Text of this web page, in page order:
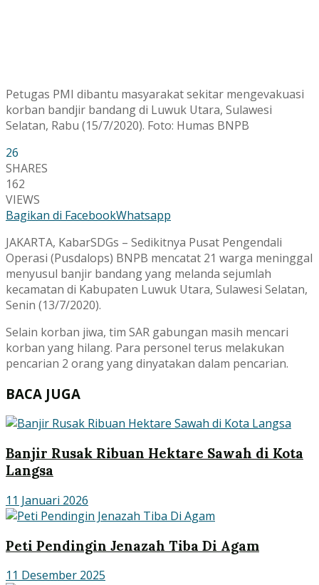
Petugas PMI dibantu masyarakat sekitar mengevakuasi
korban bandjir bandang di Luwuk Utara, Sulawesi
Selatan, Rabu (15/7/2020). Foto: Humas BNPB
26
SHARES
162
VIEWS
Bagikan di FacebookWhatsapp
JAKARTA, KabarSDGs – Sedikitnya Pusat Pengendali
Operasi (Pusdalops) BNPB mencatat 21 warga meninggal
menyusul banjir bandang yang melanda sejumlah
kecamatan di Kabupaten Luwuk Utara, Sulawesi Selatan,
Senin (13/7/2020).
Selain korban jiwa, tim SAR gabungan masih mencari
korban yang hilang. Para personel terus melakukan
pencarian 2 orang yang dinyatakan dalam pencarian.
BACA JUGA
Banjir Rusak Ribuan Hektare Sawah di Kota
Langsa
11 Januari 2026
Peti Pendingin Jenazah Tiba Di Agam
11 Desember 2025